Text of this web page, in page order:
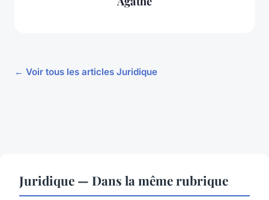
← Voir tous les articles Juridique
Juridique — Dans la même rubrique